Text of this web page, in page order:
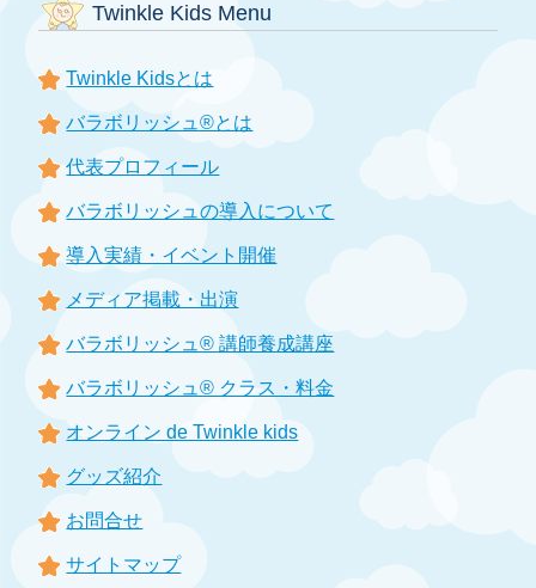
Twinkle Kids Menu
Twinkle Kidsとは
バラボリッシュ®とは
代表プロフィール
バラボリッシュの導入について
導入実績・イベント開催
メディア掲載・出演
バラボリッシュ® 講師養成講座
バラボリッシュ® クラス・料金
オンライン de Twinkle kids
グッズ紹介
お問合せ
サイトマップ